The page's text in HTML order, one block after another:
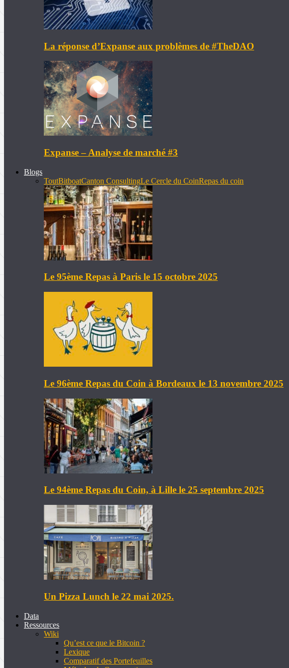
La réponse d’Expanse aux problèmes de #TheDAO
Expanse – Analyse de marché #3
Blogs
ToutBitboatCanton ConsultingLe Cercle du CoinRepas du coin
Le 95ème Repas à Paris le 15 octobre 2025
Le 96ème Repas du Coin à Bordeaux le 13 novembre 2025
Le 94ème Repas du Coin, à Lille le 25 septembre 2025
Un Pizza Lunch le 22 mai 2025.
Data
Ressources
Wiki
Qu’est ce que le Bitcoin ?
Lexique
Comparatif des Portefeuilles